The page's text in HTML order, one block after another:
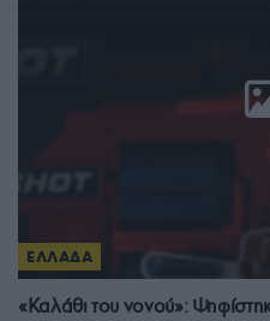
ΕΛΛΑΔΑ
«Καλάθι του νονού»: